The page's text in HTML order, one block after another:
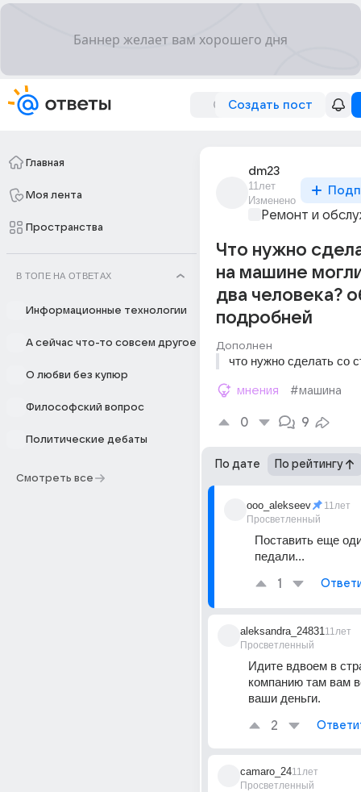
Создать пост
Главная
Моя лента
Пространства
В ТОПЕ НА ОТВЕТАХ
Информационные технологии
А сейчас что-то совсем другое
О любви без купюр
Философский вопрос
Политические дебаты
Смотреть все
dm23
11лет
Изменено
Ремонт и
Что нужно
на машине
два человека?
подробней
Дополнен
что нужно сделать со
мнения #машина
0 9
По дате По рейтингу
ooo_alekseev
Просветленный
11лет
Поставить еще
педали...
1
aleksandra_24831
Просветленный
11лет
Идите вдвоем в
компанию там вам
ваши деньги.
2
camaro_24
Просветленный
11лет